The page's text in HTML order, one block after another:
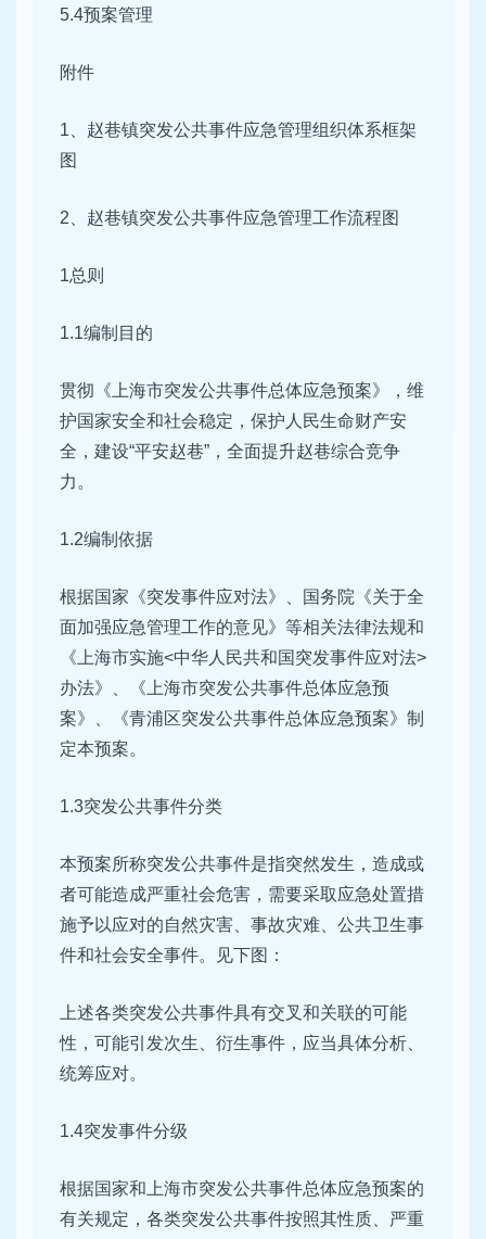
5.4预案管理
附件
1、赵巷镇突发公共事件应急管理组织体系框架
图
2、赵巷镇突发公共事件应急管理工作流程图
1总则
1.1编制目的
贯彻《上海市突发公共事件总体应急预案》，维
护国家安全和社会稳定，保护人民生命财产安
全，建设“平安赵巷”，全面提升赵巷综合竞争
力。
1.2编制依据
根据国家《突发事件应对法》、国务院《关于全
面加强应急管理工作的意见》等相关法律法规和
《上海市实施<中华人民共和国突发事件应对法>
办法》、《上海市突发公共事件总体应急预
案》、《青浦区突发公共事件总体应急预案》制
定本预案。
1.3突发公共事件分类
本预案所称突发公共事件是指突然发生，造成或
者可能造成严重社会危害，需要采取应急处置措
施予以应对的自然灾害、事故灾难、公共卫生事
件和社会安全事件。见下图：
上述各类突发公共事件具有交叉和关联的可能
性，可能引发次生、衍生事件，应当具体分析、
统筹应对。
1.4突发事件分级
根据国家和上海市突发公共事件总体应急预案的
有关规定，各类突发公共事件按照其性质、严重